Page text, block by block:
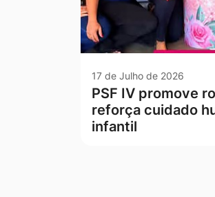
17 de Julho de 2026
PSF IV promove
reforça cuidado
infantil